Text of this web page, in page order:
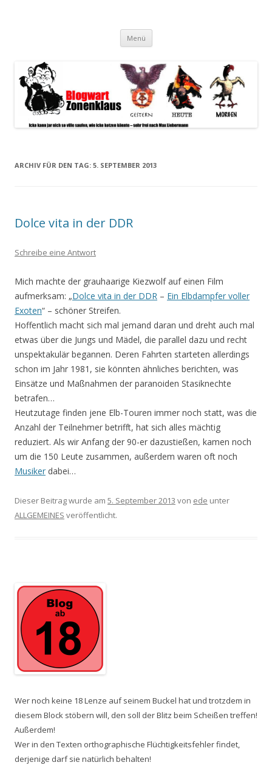
spiegeln im wesentlichen den Gesundheitszustand dieser unserer
Menü Zum
springen
ARCHIV FÜR DEN TAG: 5. SEPTEMBER 2013
Dolce vita in der DDR
Schreibe eine Antwort
Mich machte der grauhaarige Kiezwolf auf einen Film
aufmerksam: „Dolce vita in der DDR – Ein Elbdampfer voller
Exoten“ – schöner Streifen.
Hoffentlich macht sich mal jemand daran und dreht auch mal
etwas über die Jungs und Mädel, die parallel dazu und recht
unspektakulär begannen. Deren Fahrten starteten allerdings
schon im Jahr 1981, sie könnten ähnliches berichten, was
Einsätze und Maßnahmen der paranoiden Stasiknechte
betrafen…
Heutzutage finden jene Elb-Touren immer noch statt, was die
Anzahl der Teilnehmer betrifft, hat sich alles mächtig
reduziert. Als wir Anfang der 90-er dazustießen, kamen noch
um die 150 Leute zusammen, außerdem waren oft noch
Musiker dabei…
Dieser Beitrag wurde am 5. September 2013 von ede unter
ALLGEMEINES veröffentlicht.
Wer noch keine 18 Lenze auf seinem Buckel hat und trotzdem in
diesem Block stöbern will, den soll der Blitz beim Scheißen treffen!
Außerdem!
Wer in den Texten orthographische Flüchtigkeitsfehler findet,
derjenige darf sie natürlich behalten!